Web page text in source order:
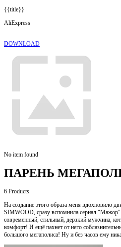
{{title}}
AliExpress
DOWNLOAD
No item found
ПАРЕНЬ
6 Products
На создание этого образа меня вдохновило
SIMWOOD, сразу вспомнила сериал
современный, стильный, дерзкий мужчина,
комфорт! И ещё пахнет от него
большого мегаполиса! Ну и без часов ему